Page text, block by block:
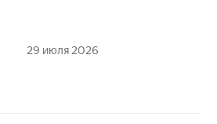
29 июля 2026